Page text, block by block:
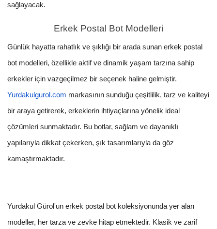
sağlayacak.
Erkek Postal Bot Modelleri
Günlük hayatta rahatlık ve şıklığı bir arada sunan erkek postal
bot modelleri, özellikle aktif ve dinamik yaşam tarzına sahip
erkekler için vazgeçilmez bir seçenek haline gelmiştir.
Yurdakulgurol.com markasının sunduğu çeşitlilik, tarz ve kaliteyi
bir araya getirerek, erkeklerin ihtiyaçlarına yönelik ideal
çözümleri sunmaktadır. Bu botlar, sağlam ve dayanıklı
yapılarıyla dikkat çekerken, şık tasarımlarıyla da göz
kamaştırmaktadır.
Yurdakul Gürol'un erkek postal bot koleksiyonunda yer alan
modeller, her tarza ve zevke hitap etmektedir. Klasik ve zarif